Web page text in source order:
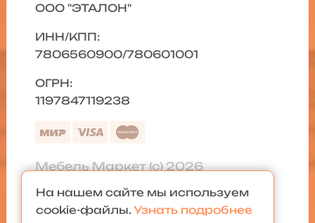
ООО "ЭТАЛОН"
ИНН/КПП:
7806560900/780601001
ОГРН:
1197847119238
Мебель Маркет (с) 2026
Политика конфиденциальности
Карта сайта
На нашем сайте мы используем
cookie-файлы. Узнать подробнее